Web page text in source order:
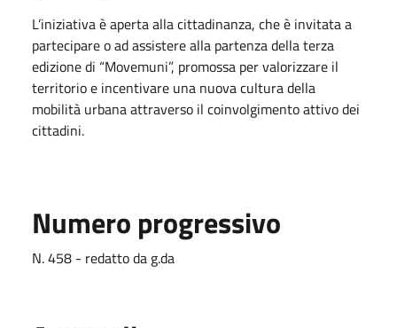
L’iniziativa è aperta alla cittadinanza, che è invitata a
partecipare o ad assistere alla partenza della terza
edizione di “Movemuni”, promossa per valorizzare il
territorio e incentivare una nuova cultura della
mobilità urbana attraverso il coinvolgimento attivo dei
cittadini.
Numero progressivo
N. 458 - redatto da g.da